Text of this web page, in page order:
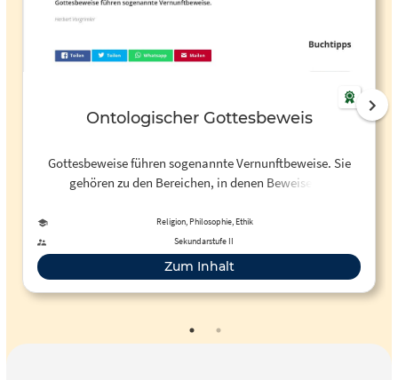
Ontologischer Gottesbeweis
Gottesbeweise führen sogenannte Vernunftbeweise. Sie
gehören zu den Bereichen, in denen Beweise im
Frage kommen, sondern zu denen, in denen sogenannte
Vernunftbeweise geführt werden.
Religion, Philosophie, Ethik
Sekundarstufe II
Zum Inhalt